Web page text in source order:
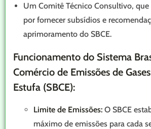
Um Comitê Técnico Consultivo, que
por fornecer subsídios e
aprimoramento do SBCE.
Funcionamento do Sistema
Comércio de Emissões de
Estufa (SBCE):
Limite de Emissões: O SBCE
máximo de emissões para cada